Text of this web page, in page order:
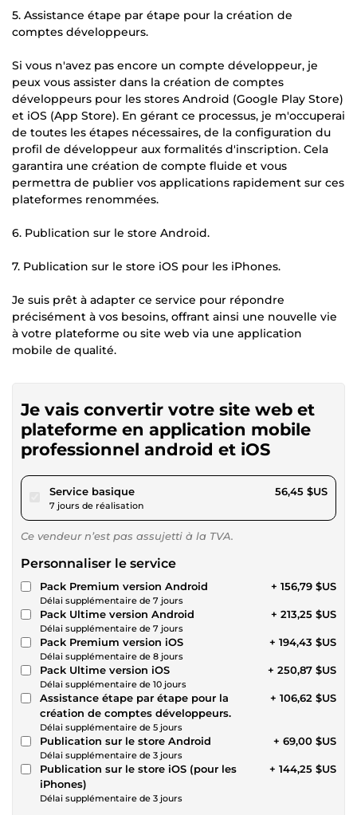
5. Assistance étape par étape pour la création de
comptes développeurs.
Si vous n'avez pas encore un compte développeur, je
peux vous assister dans la création de comptes
développeurs pour les stores Android (Google Play Store)
et iOS (App Store). En gérant ce processus, je m'occuperai
de toutes les étapes nécessaires, de la configuration du
profil de développeur aux formalités d'inscription. Cela
garantira une création de compte fluide et vous
permettra de publier vos applications rapidement sur ces
plateformes renommées.
6. Publication sur le store Android.
7. Publication sur le store iOS pour les iPhones.
Je suis prêt à adapter ce service pour répondre
précisément à vos besoins, offrant ainsi une nouvelle vie
à votre plateforme ou site web via une application
mobile de qualité.
Je vais convertir votre site web et
plateforme en application mobile
professionnel android et iOS
Service basiquepour 52,02 $US
7 jours de réalisation
56,45 $US
Ce vendeur n’est pas assujetti à la TVA.
Personnaliser le service
Pack Premium version Android
Délai supplémentaire de 7 jours
+ 156,79 $US
Pack Ultime version Android
Délai supplémentaire de 7 jours
+ 213,25 $US
Pack Premium version iOS
Délai supplémentaire de 8 jours
+ 194,43 $US
Pack Ultime version iOS
Délai supplémentaire de 10 jours
+ 250,87 $US
Assistance étape par étape pour la
création de comptes développeurs.
Délai supplémentaire de 5 jours
+ 106,62 $US
Publication sur le store Android
Délai supplémentaire de 3 jours
+ 69,00 $US
Publication sur le store iOS (pour les
iPhones)
Délai supplémentaire de 3 jours
+ 144,25 $US